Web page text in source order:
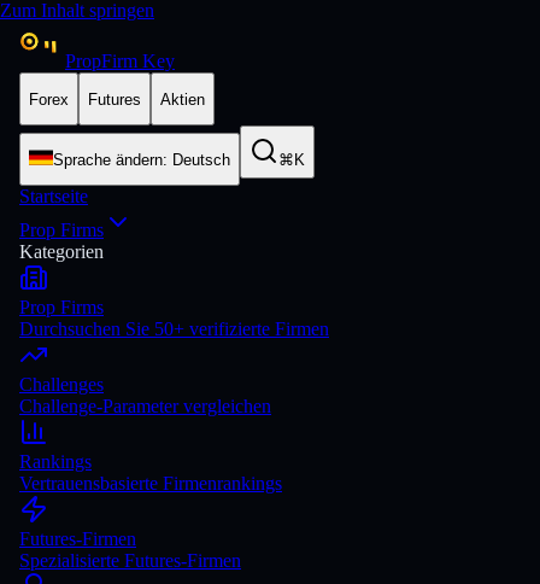
Zum Inhalt springen
PropFirm Key
Forex Futures Aktien
Sprache ändern: Deutsch ⌘K
Startseite
Prop Firms
Kategorien
Prop Firms
Durchsuchen Sie 50+ verifizierte Firmen
Challenges
Challenge-Parameter vergleichen
Rankings
Vertrauensbasierte Firmenrankings
Futures-Firmen
Spezialisierte Futures-Firmen